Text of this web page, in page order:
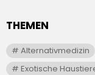
THEMEN
Alternativmedizin
Exotische